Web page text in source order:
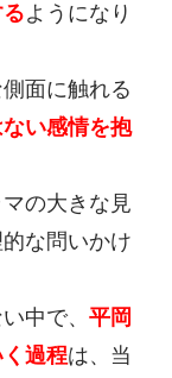
ようになり
面に触れる
い感情を抱
の大きな見
な問いかけ
中で、 平岡
過程は、当